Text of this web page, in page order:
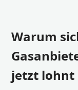
Warum
jetzt lohnt